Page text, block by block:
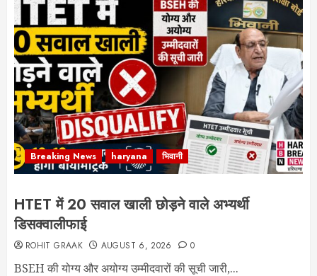
Breaking News haryana भिवानी
HTET में 20 सवाल खाली छोड़ने वाले अभ्यर्थी
डिसक्वालीफाई
ROHIT GRAAK AUGUST 6, 2026 0
BSEH की योग्य और अयोग्य उम्मीदवारों की सूची जारी,...